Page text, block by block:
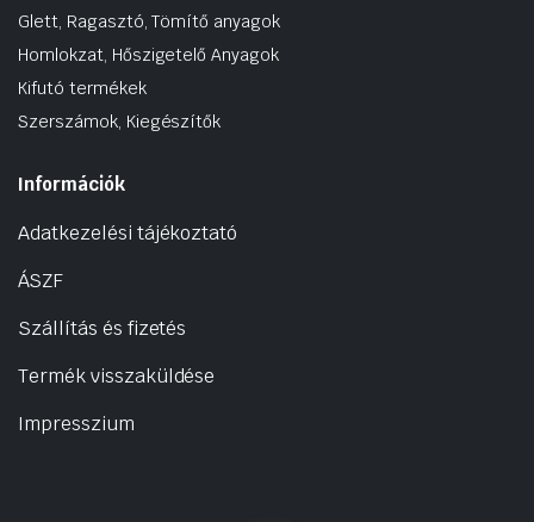
Glett, Ragasztó, Tömítő anyagok
Homlokzat, Hőszigetelő Anyagok
Kifutó termékek
Szerszámok, Kiegészítők
Információk
Adatkezelési tájékoztató
ÁSZF
Szállítás és fizetés
Termék visszaküldése
Impresszium